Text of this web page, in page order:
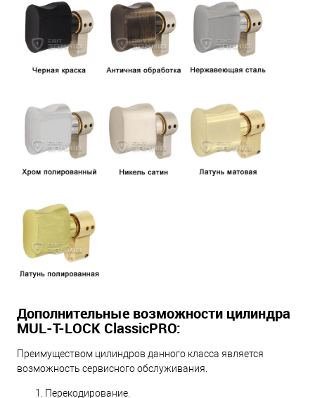
Дополнительные возможности цилиндра
MUL-T-LOCK ClassicPRO:
Преимуществом цилиндров данного класса является
возможность сервисного обслуживания.
Перекодирование.